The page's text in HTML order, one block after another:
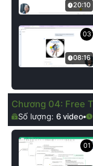
20:10
03
08:16
Chương 04: Free
Số lượng:6 video
01